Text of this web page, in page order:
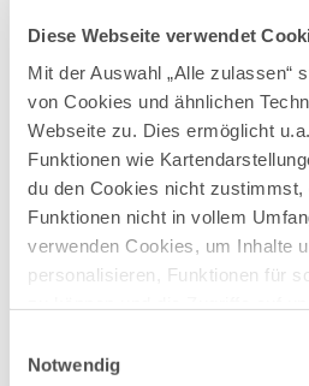
Diese Webseite verwendet
Mit der Auswahl „Alle zulassen“
von Cookies und ähnlichen
Webseite zu. Dies ermöglicht
Funktionen wie
du den Cookies nicht zustimmst,
Funktionen nicht in vollem
verwenden Cookies, um Inhalte
personalisieren, Funktionen für
deiner Verwendung unserer
Notwendig
©